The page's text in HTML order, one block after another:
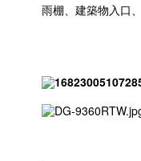
雨棚、建築物入口